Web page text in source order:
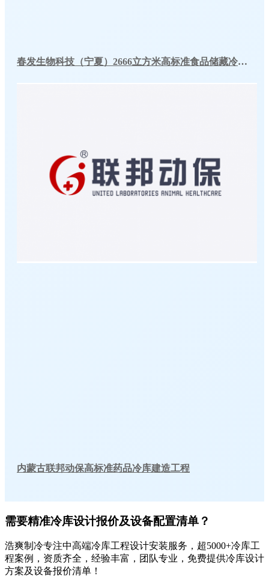
春发生物科技（宁夏）2666立方米高标准食品储藏冷库工程案例
内蒙古联邦动保高标准药品冷库建造工程
需要精准冷库设计报价及设备配置清单？
浩爽制冷专注中高端冷库工程设计安装服务，超5000+冷库工
程案例，资质齐全，经验丰富，团队专业，免费提供冷库设计
方案及设备报价清单！